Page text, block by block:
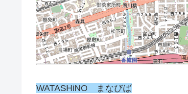
WATASHiNO まなびば